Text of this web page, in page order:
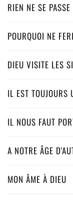
RIEN NE SE
POURQUOI NE
DIEU VISITE LES
IL EST TOUJOURS
IL NOUS FAUT
A NOTRE ÂGE
MON ÂME À DIEU